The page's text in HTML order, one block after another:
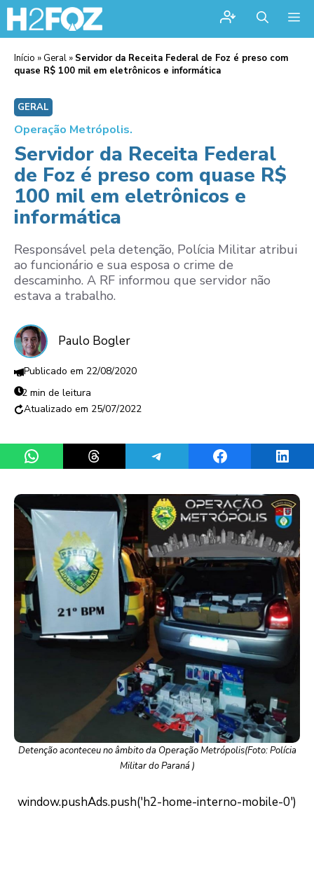
Início » Geral » Servidor da Receita Federal de Foz é preso com
quase R$ 100 mil em eletrônicos e informática
GERAL
Operação Metrópolis.
Servidor da Receita Federal
de Foz é preso com quase R$
100 mil em eletrônicos e
informática
Responsável pela detenção, Polícia Militar atribui
ao funcionário e sua esposa o crime de
descaminho. A RF informou que servidor não
estava a trabalho.
Paulo Bogler
22/08/2020
2 min de leitura
25/07/2022
Share on WhatsAppShare on ThreadsShare on TelegramShare on Facebook
Detenção aconteceu no âmbito da Operação Metrópolis(Foto: Polícia
Militar do Paraná )